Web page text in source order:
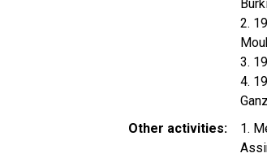
2.
3.
4.
Other activities
1.